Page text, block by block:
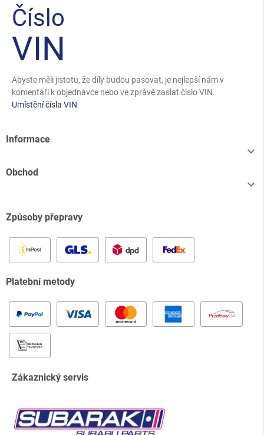
Číslo
VIN
Abyste měli jistotu, že díly budou pasovat, je nejlepší nám v
komentáři k objednávce nebo ve zprávě zaslat číslo VIN.
Umístění čísla VIN
Informace

Obchod

Způsoby přepravy
Platební metody
Zákaznický servis